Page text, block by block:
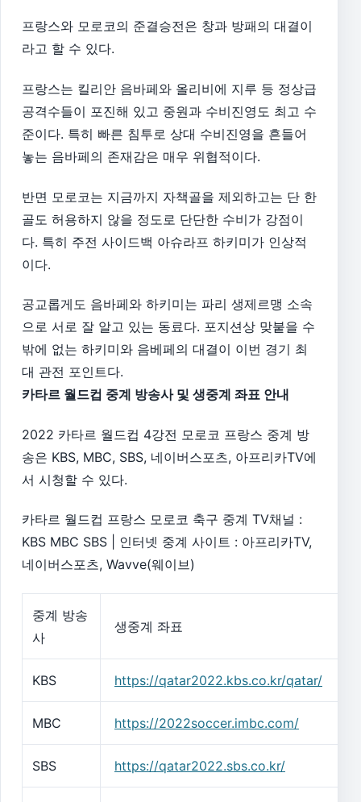
프랑스와 모로코의 준결승전은 창과 방패의 대결이
라고 할 수 있다.
프랑스는 킬리안 음바페와 올리비에 지루 등 정상급
공격수들이 포진해 있고 중원과 수비진영도 최고 수
준이다. 특히 빠른 침투로 상대 수비진영을 흔들어
놓는 음바페의 존재감은 매우 위협적이다.
반면 모로코는 지금까지 자책골을 제외하고는 단 한
골도 허용하지 않을 정도로 단단한 수비가 강점이
다. 특히 주전 사이드백 아슈라프 하키미가 인상적
이다.
공교롭게도 음바페와 하키미는 파리 생제르맹 소속
으로 서로 잘 알고 있는 동료다. 포지션상 맞붙을 수
밖에 없는 하키미와 음베페의 대결이 이번 경기 최
대 관전 포인트다.
카타르 월드컵 중계 방송사 및 생중계 좌표 안내
2022 카타르 월드컵 4강전 모로코 프랑스 중계 방
송은 KBS, MBC, SBS, 네이버스포츠, 아프리카TV에
서 시청할 수 있다.
카타르 월드컵 프랑스 모로코 축구 중계 TV채널 :
KBS MBC SBS | 인터넷 중계 사이트 : 아프리카TV,
네이버스포츠, Wavve(웨이브)
중계 방송
사
생중계 좌표
KBS https://qatar2022.kbs.co.kr/qatar/
MBC https://2022soccer.imbc.com/
SBS https://qatar2022.sbs.co.kr/